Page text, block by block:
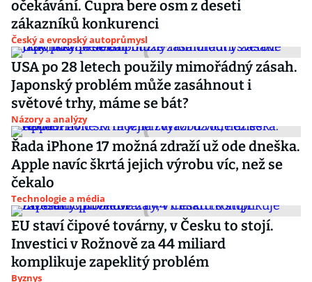
očekávání. Cupra bere osm z deseti
zákazníků konkurenci
Český a evropský autoprůmysl
USA po 28 letech použily mimořádný zásah.
Japonský problém může zasáhnout i
světové trhy, máme se bát?
Názory a analýzy
Řada iPhone 17 možná zdraží už ode dneška.
Apple navíc škrtá jejich výrobu víc, než se
čekalo
Technologie a média
EU staví čipové továrny, v Česku to stojí.
Investici v Rožnově za 44 miliard
komplikuje zapeklitý problém
Byznys